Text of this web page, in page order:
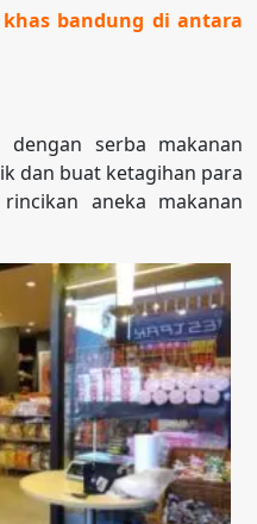
bandung di antara
serba makanan
dan buat ketagihan para
aneka makanan